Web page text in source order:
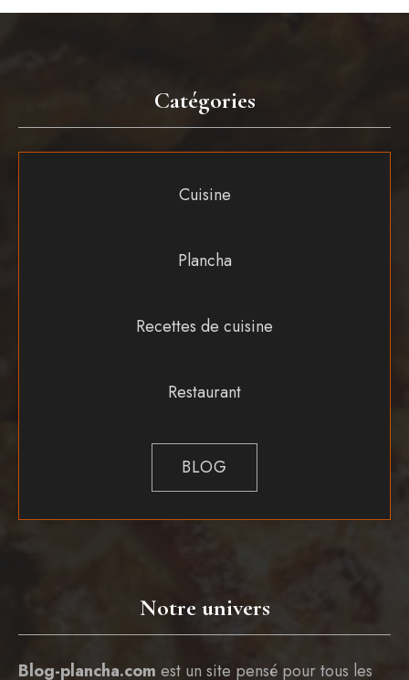
Notre univers
Blog-plancha.com est un site pensé pour tous les
Catégories
Cuisine
Plancha
Recettes de cuisine
Restaurant
BLOG